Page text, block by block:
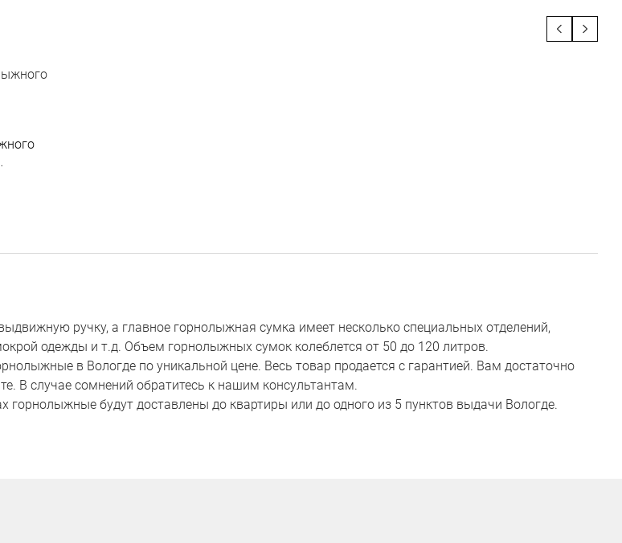
ручку, а главное горнолыжная сумка имеет несколько специальных отделений,
одежды и т.д. Объем горнолыжных сумок колеблется от 50 до 120 литров.
в Вологде по уникальной цене. Весь товар продается с гарантией. Вам достаточно
В случае сомнений обратитесь к нашим консультантам.
горнолыжные будут доставлены до квартиры или до одного из 5 пунктов выдачи Вологде.